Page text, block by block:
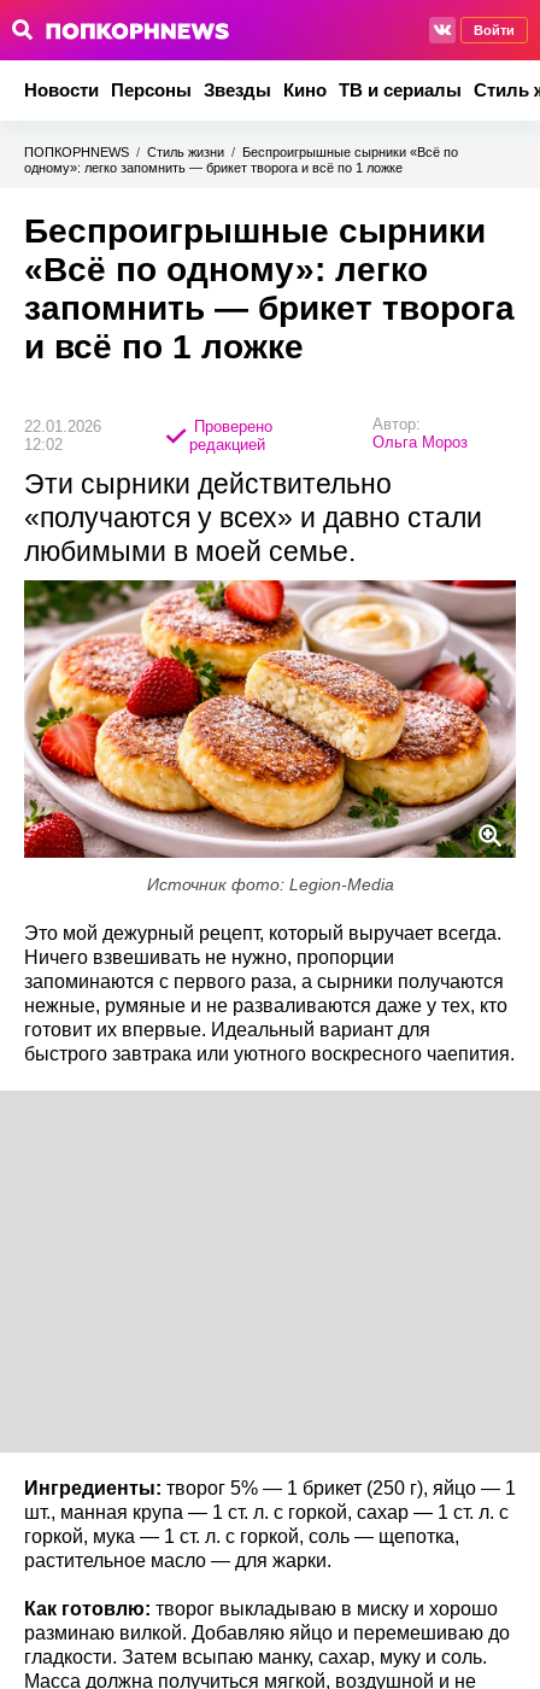
Войти
Новости Персоны Звезды Кино ТВ и сериалы Стиль
ПОПКОРНNEWS / Стиль жизни / Беспроигрышные сырники «Всё по
одному»: легко запомнить — брикет творога и всё по 1 ложке
Беспроигрышные сырники
«Всё по одному»: легко
запомнить — брикет творога
и всё по 1 ложке
22.01.2026
12:02
Проверено
редакцией
Автор:
Ольга Мороз
Эти сырники действительно
«получаются у всех» и давно стали
любимыми в моей семье.
Источник фото: Legion-Media
Это мой дежурный рецепт, который выручает всегда.
Ничего взвешивать не нужно, пропорции
запоминаются с первого раза, а сырники получаются
нежные, румяные и не разваливаются даже у тех, кто
готовит их впервые. Идеальный вариант для
быстрого завтрака или уютного воскресного чаепития.
Ингредиенты: творог 5% — 1 брикет (250 г), яйцо — 1
шт., манная крупа — 1 ст. л. с горкой, сахар — 1 ст. л. с
горкой, мука — 1 ст. л. с горкой, соль — щепотка,
растительное масло — для жарки.
Как готовлю: творог выкладываю в миску и хорошо
разминаю вилкой. Добавляю яйцо и перемешиваю до
гладкости. Затем всыпаю манку, сахар, муку и соль.
Масса должна получиться мягкой, воздушной и не